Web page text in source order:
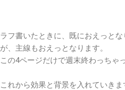
ラフ書いたときに、既におえっとな
が、主線もおえっとなります。
この4ページだけで週末終わっちゃ
これから効果と背景を入れていきま